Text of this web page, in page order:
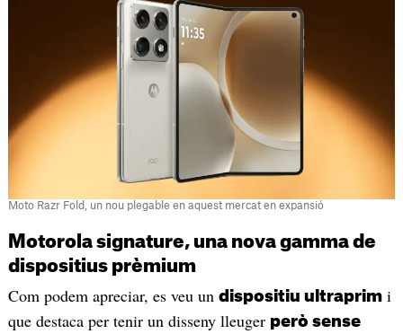
Moto Razr Fold, un nou plegable en aquest mercat en expansió
Motorola signature, una nova gamma de
dispositius prèmium
Com podem apreciar, es veu un dispositiu ultraprimi
que destaca per tenir un disseny lleuger però sense